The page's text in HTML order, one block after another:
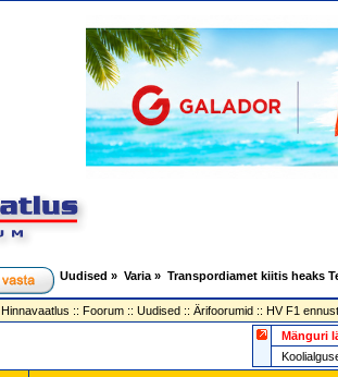
Uudised » Varia » Transpordiamet kiitis heaks
Hinnavaatlus :: Foorum:: Uudised:: Ärifoorumid:: HV F1
Mänguri